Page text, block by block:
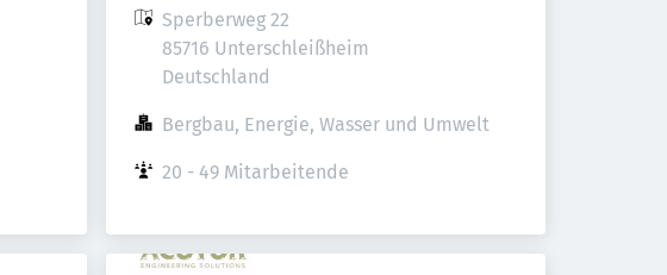
Sperberweg 22
85716 Unterschleißheim
Deutschland
Bergbau, Energie, Wasser und Umwelt
20 - 49 Mitarbeitende